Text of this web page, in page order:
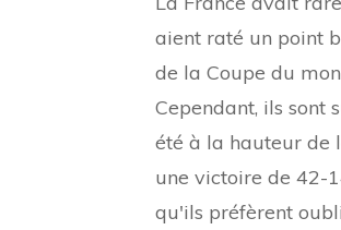
aient raté un point
de la Coupe du
Cependant, ils sont
été à la hauteur de
une victoire de 42-
qu'ils préfèrent